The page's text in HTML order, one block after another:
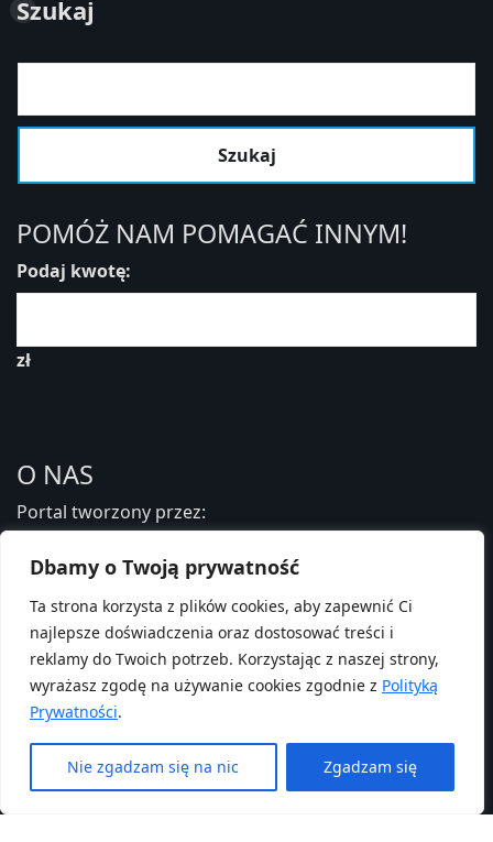
Dbamy o Twoją prywatność
Ta strona korzysta z plików cookies, aby zapewnić Ci
najlepsze doświadczenia oraz dostosować treści i
reklamy do Twoich potrzeb. Korzystając z naszej strony,
wyrażasz zgodę na używanie cookies zgodnie z Polityką
Prywatności.
Nie zgadzam się na nic Zgadzam się
Szukaj
Szukaj
POMÓŻ NAM POMAGAĆ INNYM!
Podaj kwotę:
zł
O NAS
Portal tworzony przez:
Fundacja Edukacji Zdrowotnej i Psychoterapii
PAMIĘTAJ O NAS ROZLICZAJĄC 1,5%
PRZECZYTAJ JAK: